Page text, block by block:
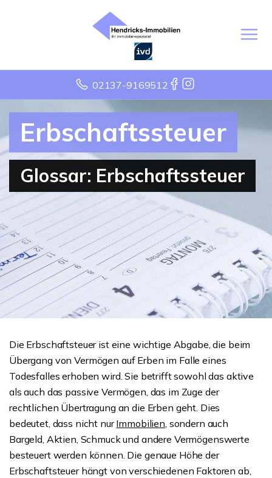
02137-9169512
Erbschaftssteuer
Glossar: Erbschaftssteuer
Die Erbschaftsteuer ist eine wichtige Abgabe, die beim
Übergang von Vermögen auf Erben im Falle eines
Todesfalles erhoben wird. Sie betrifft sowohl das aktive
als auch das passive Vermögen, das im Zuge der
rechtlichen Übertragung an die Erben geht. Dies
bedeutet, dass nicht nurImmobilien, sondern auch
Bargeld, Aktien, Schmuck und andere Vermögenswerte
besteuert werden können. Die genaue Höhe der
Erbschaftsteuer hängt von verschiedenen Faktoren ab,